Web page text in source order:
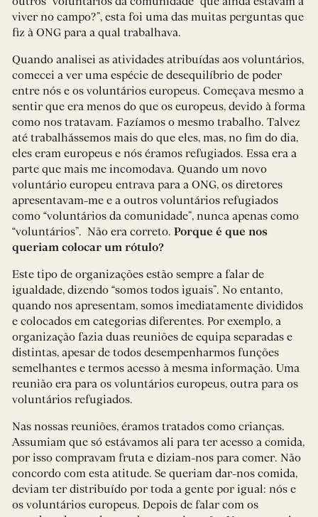
viver no campo?”, esta foi uma das muitas perguntas que
fiz à ONG para a qual trabalhava.
Quando analisei as atividades atribuídas aos voluntários,
comecei a ver uma espécie de desequilíbrio de poder
entre nós e os voluntários europeus. Começava mesmo a
sentir que era menos do que os europeus, devido à forma
como nos tratavam. Fazíamos o mesmo trabalho. Talvez
até trabalhássemos mais do que eles, mas, no fim do dia,
eles eram europeus e nós éramos refugiados. Essa era a
parte que mais me incomodava. Quando um novo
voluntário europeu entrava para a ONG, os diretores
apresentavam-me e a outros voluntários refugiados
como “voluntários da comunidade”, nunca apenas como
“voluntários”. Não era correto. Porque é que nos
queriam colocar um rótulo?
Este tipo de organizações estão sempre a falar de
igualdade, dizendo “somos todos iguais”. No entanto,
quando nos apresentam, somos imediatamente divididos
e colocados em categorias diferentes. Por exemplo, a
organização fazia duas reuniões de equipa separadas e
distintas, apesar de todos desempenharmos funções
semelhantes e termos acesso à mesma informação. Uma
reunião era para os voluntários europeus, outra para os
voluntários refugiados.
Nas nossas reuniões, éramos tratados como crianças.
Assumiam que só estávamos ali para ter acesso a comida,
por isso compravam fruta e diziam-nos para comer. Não
concordo com esta atitude. Se queriam dar-nos comida,
deviam ter distribuído por toda a gente por igual: nós e
os voluntários europeus. Depois de falar com os